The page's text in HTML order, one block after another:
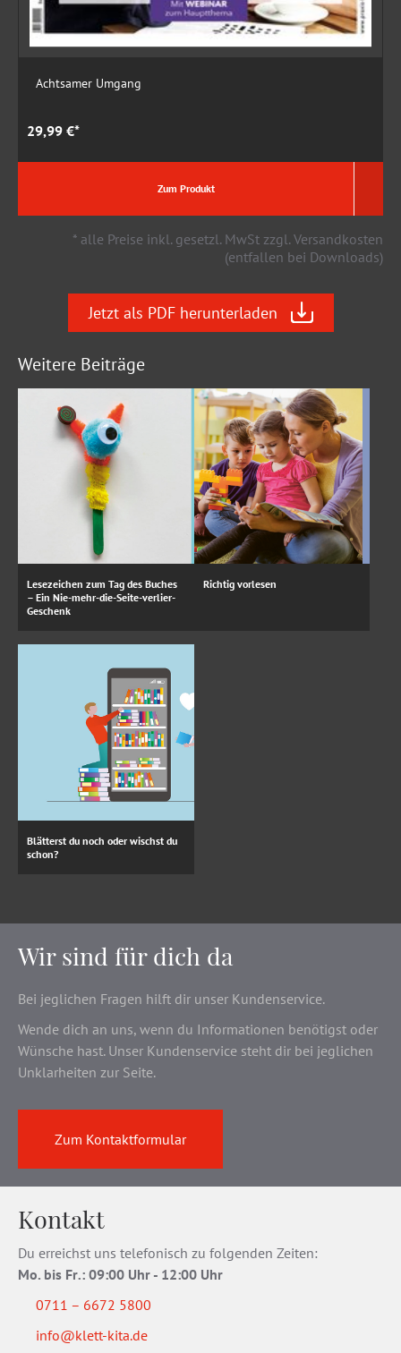
Achtsamer Umgang
29,99 €*
Zum Produkt
* alle Preise inkl. gesetzl. MwSt zzgl. Versandkosten
(entfallen bei Downloads)
Jetzt als PDF herunterladen
Weitere Beiträge
Lesezeichen zum Tag des Buches
– Ein Nie-mehr-die-Seite-verlier-
Geschenk
Richtig vorlesen
Blätterst du noch oder wischst du
schon?
Wir sind für dich da
Bei jeglichen Fragen hilft dir unser Kundenservice.
Wende dich an uns, wenn du Informationen benötigst oder
Wünsche hast. Unser Kundenservice steht dir bei jeglichen
Unklarheiten zur Seite.
Zum Kontaktformular
Kontakt
Du erreichst uns telefonisch zu folgenden Zeiten:
Mo. bis Fr.: 09:00 Uhr - 12:00 Uhr
0711 – 6672 5800
info@klett-kita.de